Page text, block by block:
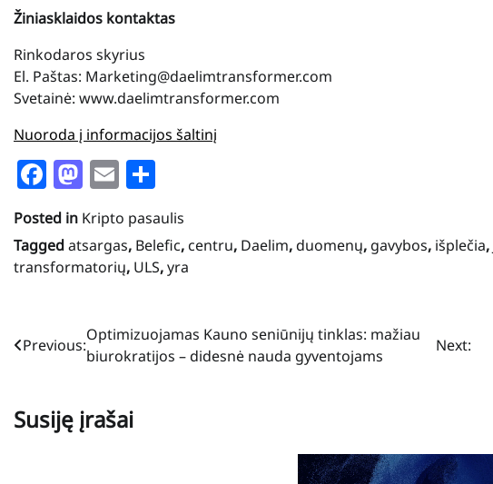
Žiniasklaidos kontaktas
Rinkodaros skyrius
El. Paštas: Marketing@daelimtransformer.com
Svetainė: www.daelimtransformer.com
Nuoroda į informacijos šaltinį
Facebook
Mastodon
Email
Posted in Kripto pasaulis
Taggedatsargas, Belefic, centru, Daelim,duomenų, gavybos, išplečia,
transformatorių, ULS,yra
Navigacija
įrašų
Previous:
Optimizuojamas Kauno seniūnijų tinklas: mažiau
biurokratijos – didesnė nauda gyventojams
Next:
Susiję įrašai